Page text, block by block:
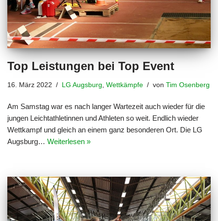
Top Leistungen bei Top Event
16. März 2022 LG Augsburg Wettkämpfe von Tim Osenberg
Am Samstag war es nach langer Wartezeit auch wieder für die
jungen Leichtathletinnen und Athleten so weit. Endlich wieder
Wettkampf und gleich an einem ganz besonderen Ort. Die LG
Augsburg… Weiterlesen »